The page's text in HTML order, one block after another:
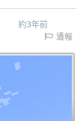
約3年前
通報